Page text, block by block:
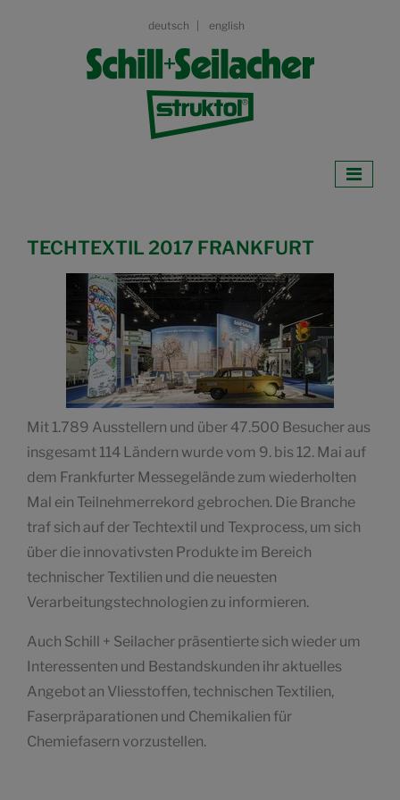
deutsch english
TECHTEXTIL 2017 FRANKFURT
Mit 1.789 Ausstellern und über 47.500 Besucher aus
insgesamt 114 Ländern wurde vom 9. bis 12. Mai auf
dem Frankfurter Messegelände zum wiederholten
Mal ein Teilnehmerrekord gebrochen. Die Branche
traf sich auf der Techtextil und Texprocess, um sich
über die innovativsten Produkte im Bereich
technischer Textilien und die neuesten
Verarbeitungstechnologien zu informieren.
Auch Schill + Seilacher präsentierte sich wieder um
Interessenten und Bestandskunden ihr aktuelles
Angebot an Vliesstoffen, technischen Textilien,
Faserpräparationen und Chemikalien für
Chemiefasern vorzustellen.